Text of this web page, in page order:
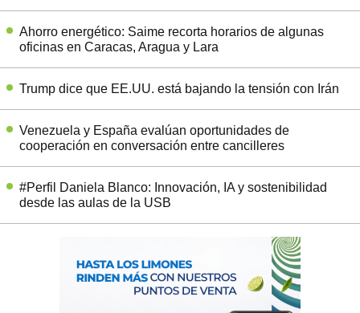
Ahorro energético: Saime recorta horarios de algunas
oficinas en Caracas, Aragua y Lara
Trump dice que EE.UU. está bajando la tensión con Irán
Venezuela y España evalúan oportunidades de
cooperación en conversación entre cancilleres
#Perfil Daniela Blanco: Innovación, IA y sostenibilidad
desde las aulas de la USB